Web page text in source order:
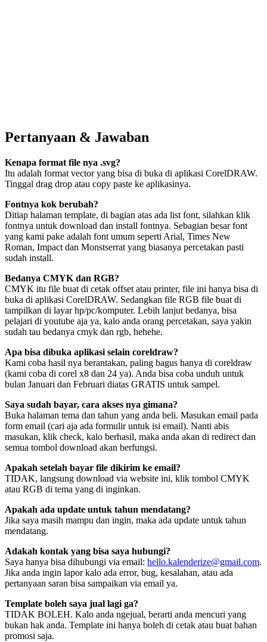
Pertanyaan & Jawaban
Kenapa format file nya .svg?
Itu adalah format vector yang bisa di buka di aplikasi CorelDRAW.
Tinggal drag drop atau copy paste ke aplikasinya.
Fontnya kok berubah?
Ditiap halaman template, di bagian atas ada list font, silahkan klik
fontnya untuk download dan install fontnya. Sebagian besar font
yang kami pake adalah font umum seperti Arial, Times New
Roman, Impact dan Monstserrat yang biasanya percetakan pasti
sudah install.
Bedanya CMYK dan RGB?
CMYK itu file buat di cetak offset atau printer, file ini hanya bisa di
buka di aplikasi CorelDRAW. Sedangkan file RGB file buat di
tampilkan di layar hp/pc/komputer. Lebih lanjut bedanya, bisa
pelajari di youtube aja ya, kalo anda orang percetakan, saya yakin
sudah tau bedanya cmyk dan rgb, hehehe.
Apa bisa dibuka aplikasi selain coreldraw?
Kami coba hasil nya berantakan, paling bagus hanya di coreldraw
(kami coba di corel x8 dan 24 ya). Anda bisa coba unduh untuk
bulan Januari dan Februari diatas GRATIS untuk sampel.
Saya sudah bayar, cara akses nya gimana?
Buka halaman tema dan tahun yang anda beli. Masukan email pada
form email (cari aja ada formulir untuk isi email). Nanti abis
masukan, klik check, kalo berhasil, maka anda akan di redirect dan
semua tombol download akan berfungsi.
Apakah setelah bayar file dikirim ke email?
TIDAK, langsung download via website ini, klik tombol CMYK
atau RGB di tema yang di inginkan.
Apakah ada update untuk tahun mendatang?
Jika saya masih mampu dan ingin, maka ada update untuk tahun
mendatang.
Adakah kontak yang bisa saya hubungi?
Saya hanya bisa dihubungi via email: hello.kalenderize@gmail.com.
Jika anda ingin lapor kalo ada error, bug, kesalahan, atau ada
pertanyaan saran bisa sampaikan via email ya.
Template boleh saya jual lagi ga?
TIDAK BOLEH. Kalo anda ngejual, berarti anda mencuri yang
bukan hak anda. Template ini hanya boleh di cetak atau buat bahan
promosi saja.